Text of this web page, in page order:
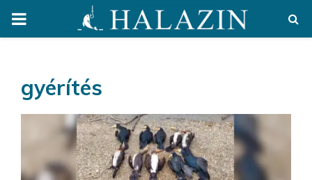
PRIMARY
gyérítés